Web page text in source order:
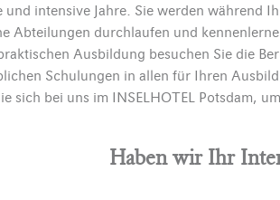
und intensive Jahre. Sie werden während
Abteilungen durchlaufen und
Ausbildung besuchen Sie die
Schulungen in allen für Ihren
sich bei uns im INSELHOTEL Potsdam,
Haben wir Ihr